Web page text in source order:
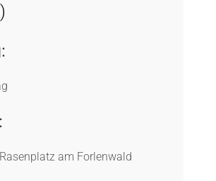
am Forlenwald